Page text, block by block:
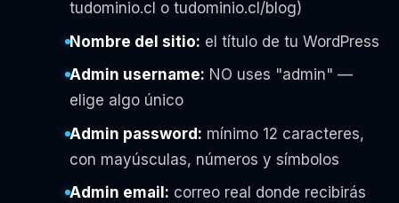
tudominio.cl o tudominio.cl/blog)
Nombre del sitio: el título de tu WordPress
Admin username: NO uses "admin" —
elige algo único
Admin password: mínimo 12 caracteres,
con mayúsculas, números y símbolos
Admin email: correo real donde recibirás